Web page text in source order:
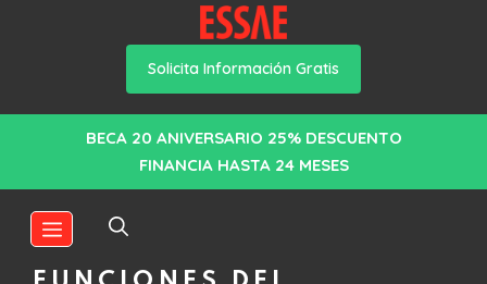
Solicita Información Gratis
BECA 20 ANIVERSARIO 25% DESCUENTO
FINANCIA HASTA 24 MESES